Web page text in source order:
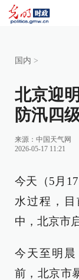
国内 >
北京迎
防汛四
来源： 中国天气网
2026-05-17 11:21
今天（5月
水过程，
中，北京市
今天至明
前，北京市